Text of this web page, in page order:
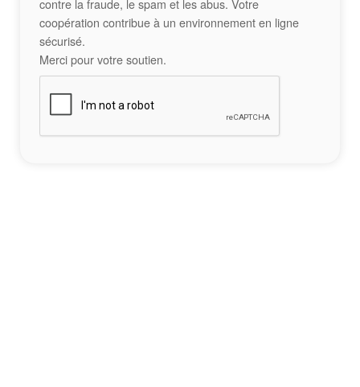
contre la fraude, le spam et les abus. Votre
coopération contribue à un environnement en ligne
sécurisé.
Merci pour votre soutien.